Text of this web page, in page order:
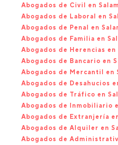
Abogados de Civil en
Abogados de Laboral en
Abogados de Penal en
Abogados de Familia en
Abogados de Herencias en
Abogados de Bancario en
Abogados de Mercantil en
Abogados de Desahucios
Abogados de Tráfico en
Abogados de Inmobiliario
Abogados de Extranjería
Abogados de Alquiler en
Abogados de